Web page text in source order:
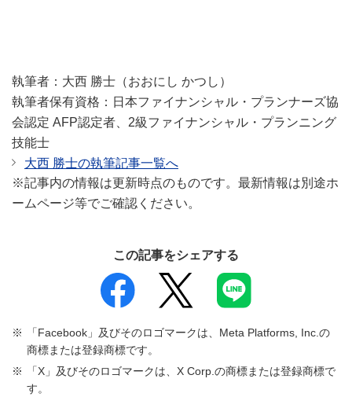
執筆者：大西 勝士（おおにし かつし）
執筆者保有資格：日本ファイナンシャル・プランナーズ協
会認定 AFP認定者、2級ファイナンシャル・プランニング
技能士
大西 勝士の執筆記事一覧へ
※記事内の情報は更新時点のものです。最新情報は別途ホ
ームページ等でご確認ください。
この記事をシェアする
「Facebook」及びそのロゴマークは、Meta Platforms, Inc.の
商標または登録商標です。
「X」及びそのロゴマークは、X Corp.の商標または登録商標で
す。